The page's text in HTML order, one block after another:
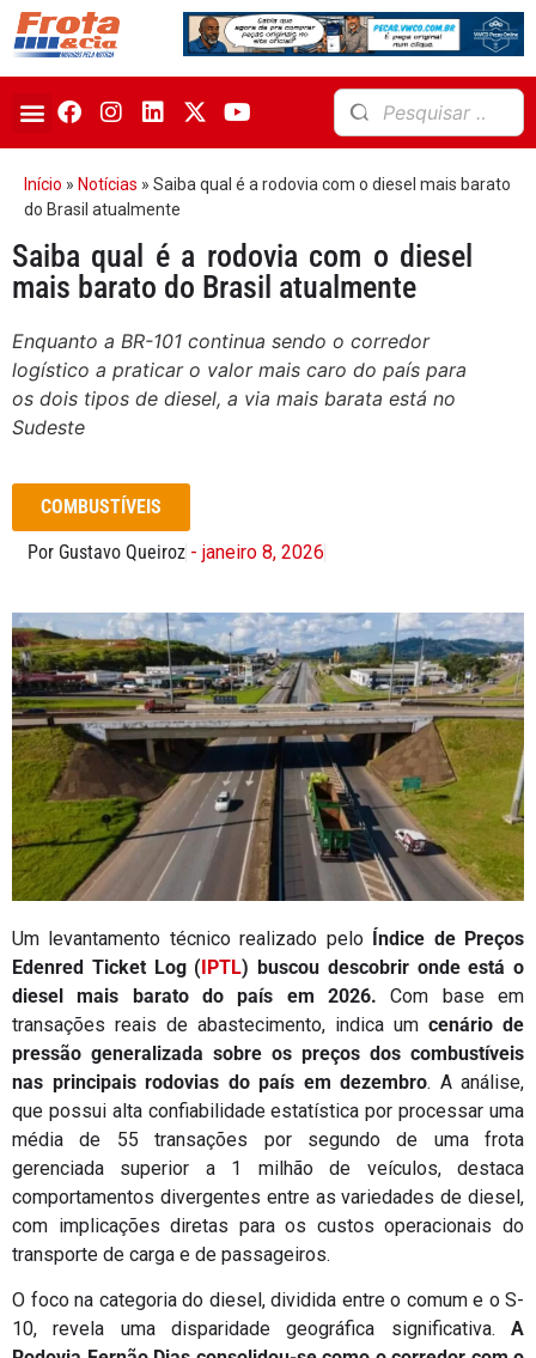
Início » Notícias » Saiba qual é a rodovia com o diesel mais barato
do Brasil atualmente
Saiba qual é a rodovia com o diesel
mais barato do Brasil atualmente
Enquanto a BR-101 continua sendo o corredor
logístico a praticar o valor mais caro do país para
os dois tipos de diesel, a via mais barata está no
Sudeste
COMBUSTÍVEIS
Por Gustavo Queiroz - janeiro 8, 2026
Um levantamento técnico realizado pelo Índice de Preços
Edenred Ticket Log (IPTL) buscou descobrir onde está o
diesel mais barato do país em 2026. Com base em
transações reais de abastecimento, indica um cenário de
pressão generalizada sobre os preços dos combustíveis
nas principais rodovias do país em dezembro. A análise,
que possui alta confiabilidade estatística por processar uma
média de 55 transações por segundo de uma frota
gerenciada superior a 1 milhão de veículos, destaca
comportamentos divergentes entre as variedades de diesel,
com implicações diretas para os custos operacionais do
transporte de carga e de passageiros.
O foco na categoria do diesel, dividida entre o comum e o S-
10, revela uma disparidade geográfica significativa. A